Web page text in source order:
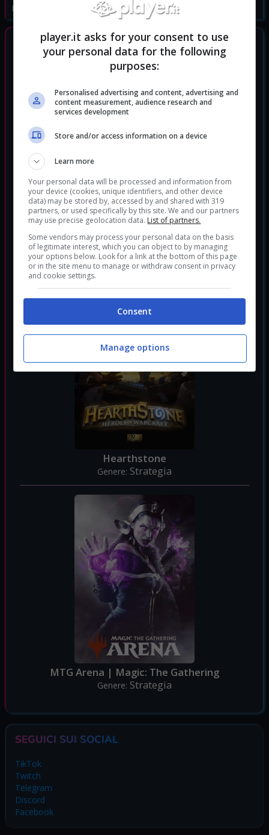
Data di rilascio: 24/01/2020
GIOCHI SIMILI
League of Legends
Genere: Strategia
Hearthstone
Genere: Strategia
MTG Arena | Magic: The Gathering
Genere: Strategia
SEGUICI SUI SOCIAL
TikTok
Twitch
Telegram
Discord
Facebook
player.it asks for your consent to use
your personal data for the following
purposes:
Personalised advertising and content, advertising and
content measurement, audience research and
services development
Store and/or access information on a device
Learn more
Your personal data will be processed and information from
your device (cookies, unique identifiers, and other device
data) may be stored by, accessed by and shared with 319
partners, or used specifically by this site. We and our partners
may use precise geolocation data. List of partners.
Some vendors may process your personal data on the basis
of legitimate interest, which you can object to by managing
your options below. Look for a link at the bottom of this page
or in the site menu to manage or withdraw consent in privacy
and cookie settings.
Consent
Manage options